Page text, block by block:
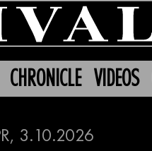
CHRONICLE VIDEOS
3.10.2026